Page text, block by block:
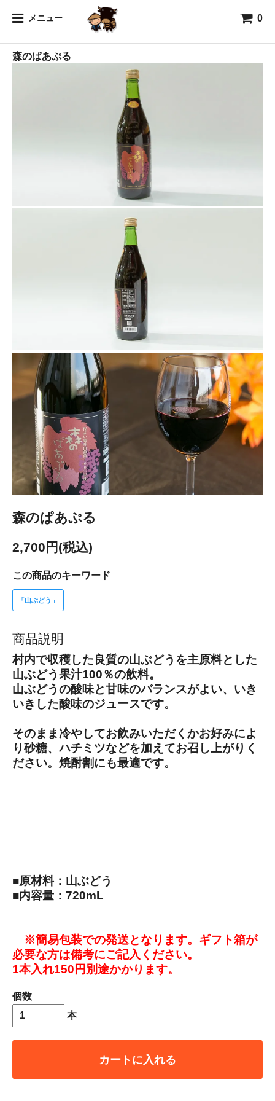
メニュー 0
山
森のぱあぷる
森のぱあぷる
2,700円(税込)
この商品のキーワード
「山ぶどう」
商品説明
村内で収穫した良質の山ぶどうを主原料とした
山ぶどう果汁100％の飲料。
山ぶどうの酸味と甘味のバランスがよい、いき
いきした酸味のジュースです。
そのまま冷やしてお飲みいただくかお好みによ
り砂糖、ハチミツなどを加えてお召し上がりく
ださい。焼酎割にも最適です。
■原材料：山ぶどう
■内容量：720mL
※簡易包装での発送となります。ギフト箱が
必要な方は備考にご記入ください。
1本入れ150円別途かかります。
個数
本
カートに入れる